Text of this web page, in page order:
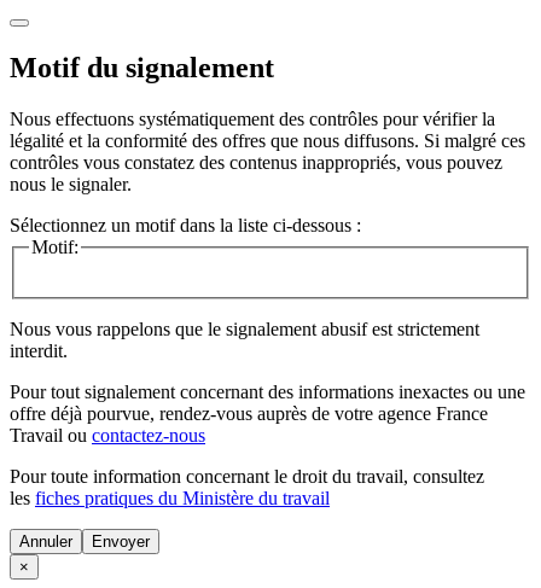
Motif du signalement
Nous effectuons systématiquement des contrôles pour vérifier la
légalité et la conformité des offres que nous diffusons. Si malgré ces
contrôles vous constatez des contenus inappropriés, vous pouvez
nous le signaler.
Sélectionnez un motif dans la liste ci-dessous :
Motif:
Nous vous rappelons que le signalement abusif est strictement
interdit.
Pour tout signalement concernant des informations inexactes ou une
offre déjà pourvue, rendez-vous auprès de votre agence France
Travail ou contactez-nous
Pour toute information concernant le droit du travail, consultez
les fiches pratiques du Ministère du travail
Annuler
×